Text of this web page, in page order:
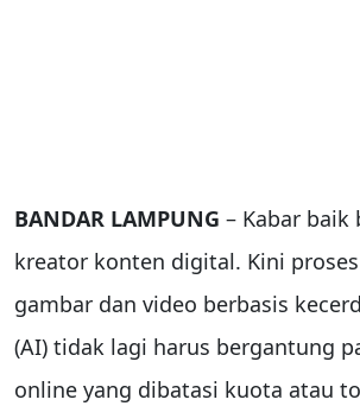
BANDAR LAMPUNG – Kabar baik
kreator konten digital. Kini
gambar dan video berbasis
(AI) tidak lagi harus bergantung
online yang dibatasi kuota atau